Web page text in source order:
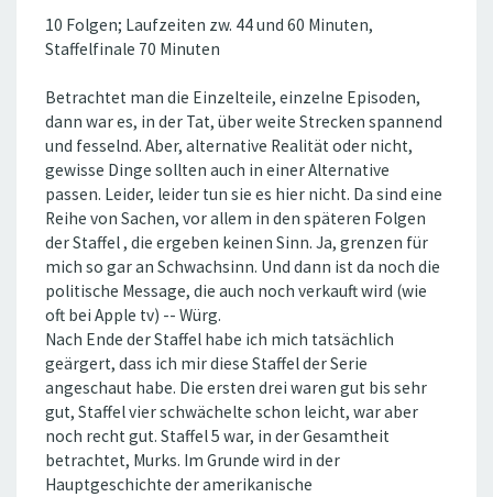
10 Folgen; Laufzeiten zw. 44 und 60 Minuten,
Staffelfinale 70 Minuten
Betrachtet man die Einzelteile, einzelne Episoden,
dann war es, in der Tat, über weite Strecken spannend
und fesselnd. Aber, alternative Realität oder nicht,
gewisse Dinge sollten auch in einer Alternative
passen. Leider, leider tun sie es hier nicht. Da sind eine
Reihe von Sachen, vor allem in den späteren Folgen
der Staffel , die ergeben keinen Sinn. Ja, grenzen für
mich so gar an Schwachsinn. Und dann ist da noch die
politische Message, die auch noch verkauft wird (wie
oft bei Apple tv) -- Würg.
Nach Ende der Staffel habe ich mich tatsächlich
geärgert, dass ich mir diese Staffel der Serie
angeschaut habe. Die ersten drei waren gut bis sehr
gut, Staffel vier schwächelte schon leicht, war aber
noch recht gut. Staffel 5 war, in der Gesamtheit
betrachtet, Murks. Im Grunde wird in der
Hauptgeschichte der amerikanische